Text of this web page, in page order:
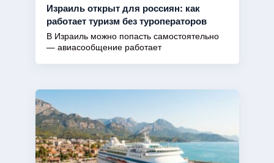
Израиль открыт для россиян: как
работает туризм без туроператоров
В Израиль можно попасть самостоятельно
— авиасообщение работает